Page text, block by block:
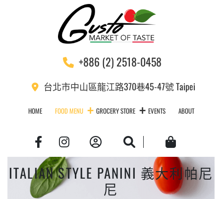
+886 (2) 2518-0458
台北市中山區龍江路370巷45-47號 Taipei
HOME FOOD MENU GROCERY STORE EVENTS ABOUT
Account Search Cart
ITALIAN STYLE PANINI 義大利帕尼
尼